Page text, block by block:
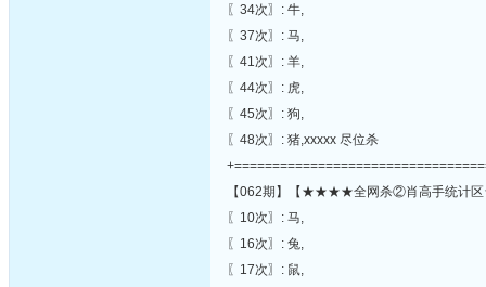
〖34次〗: 牛,
〖37次〗: 马,
〖41次〗: 羊,
〖44次〗: 虎,
〖45次〗: 狗,
〖48次〗: 猪,xxxxx 尽位杀
【062期】【★★★★全网杀②肖高手统计
〖10次〗: 马,
〖16次〗: 兔,
〖17次〗: 鼠,